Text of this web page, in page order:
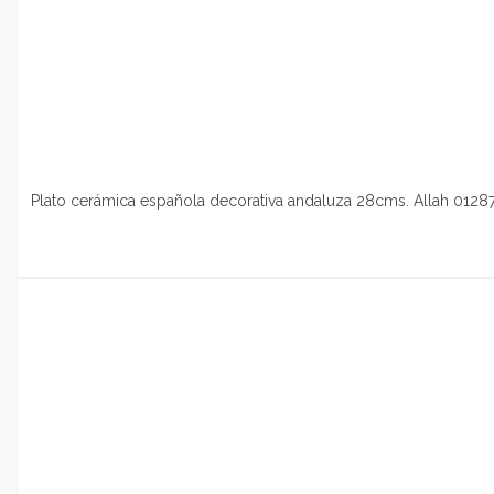
Plato cerámica española decorativa andaluza 28cms. Allah